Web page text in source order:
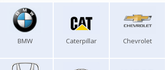
BMW Caterpillar Chevrolet